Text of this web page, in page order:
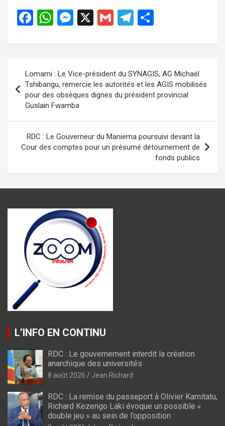
F
ce
o
o
k
W
at
s
A
p
p
M
se
n
g
er
X
G
ail
T
e
gr
a
m
ta
g
er
de
l’article
Lomami : Le Vice-président du SYNAGIS, AG Michaël
Tshibangu, remercie les autorités et les AGIS mobilisés
pour des obsèques dignes du président provincial
Guslain Fwamba
RDC : Le Gouverneur du Maniema poursuivi devant la
Cour des comptes pour un présumé détournement de
fonds publics
L’INFO EN CONTINU
RDC : Le gouvernement interdit la création
anarchique des universités
8 août 2026 Jean Richard
RDC : La remise du passeport à Olivier Kamitatu,
Richard Kezengo Laki évoque un possible «
double jeu » au sein de l’opposition